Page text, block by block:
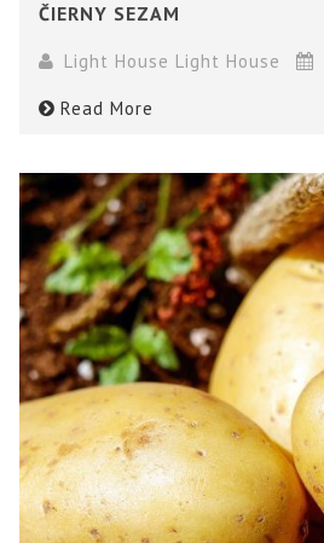
ČIERNY SEZAM
Light House Light House
Read More